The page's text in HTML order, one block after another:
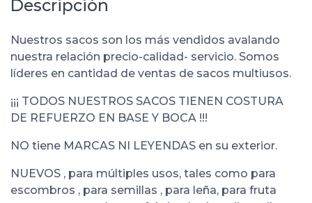
Descripción
Nuestros sacos son los más vendidos avalando
nuestra relación precio-calidad- servicio. Somos
líderes en cantidad de ventas de sacos multiusos.
¡¡¡ TODOS NUESTROS SACOS TIENEN COSTURA
DE REFUERZO EN BASE Y BOCA !!!
NO tiene MARCAS NI LEYENDAS en su exterior.
NUEVOS , para múltiples usos, tales como para
escombros , para semillas , para leña, para fruta